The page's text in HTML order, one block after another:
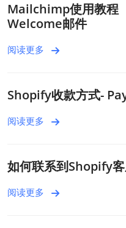
Mailchimp使用教程
Welcome邮件
阅读更多
Shopify收款方式-
阅读更多
如何联系到Shopify客
阅读更多